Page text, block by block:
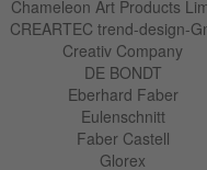
Chameleon Art Products
CREARTEC trend-design-
Creativ Company
DE BONDT
Eberhard Faber
Eulenschnitt
Faber Castell
Glorex